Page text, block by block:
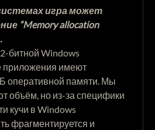
игра может
“Memory allocation
битной Windows
приложения имеют
оперативной памяти. Мы
объём, но из-за специфики
кучи в Windows
фрагментируется и